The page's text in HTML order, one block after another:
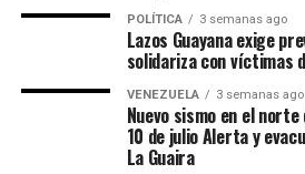
POLÍTICA 3 semanas ago
Lazos Guayana exige
solidariza con víctimas
VENEZUELA 3 semanas ago
Nuevo sismo en el norte
10 de julio Alerta y
La Guaira